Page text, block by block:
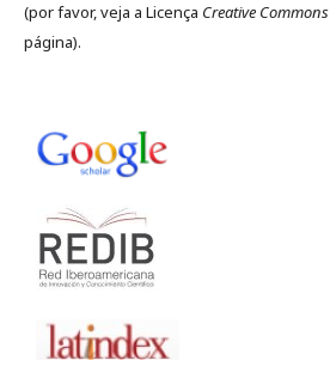
(por favor, veja a Licença Creative Commons
página).